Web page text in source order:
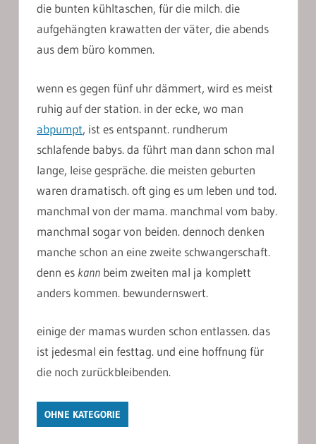
die bunten kühltaschen, für die milch. die
aufgehängten krawatten der väter, die abends
aus dem büro kommen.
wenn es gegen fünf uhr dämmert, wird es meist
ruhig auf der station. in der ecke, wo man
abpumpt, ist es entspannt. rundherum
schlafende babys. da führt man dann schon mal
lange, leise gespräche. die meisten geburten
waren dramatisch. oft ging es um leben und tod.
manchmal von der mama. manchmal vom baby.
manchmal sogar von beiden. dennoch denken
manche schon an eine zweite schwangerschaft.
denn es kann beim zweiten mal ja komplett
anders kommen. bewundernswert.
einige der mamas wurden schon entlassen. das
ist jedesmal ein festtag. und eine hoffnung für
die noch zurückbleibenden.
OHNE KATEGORIE